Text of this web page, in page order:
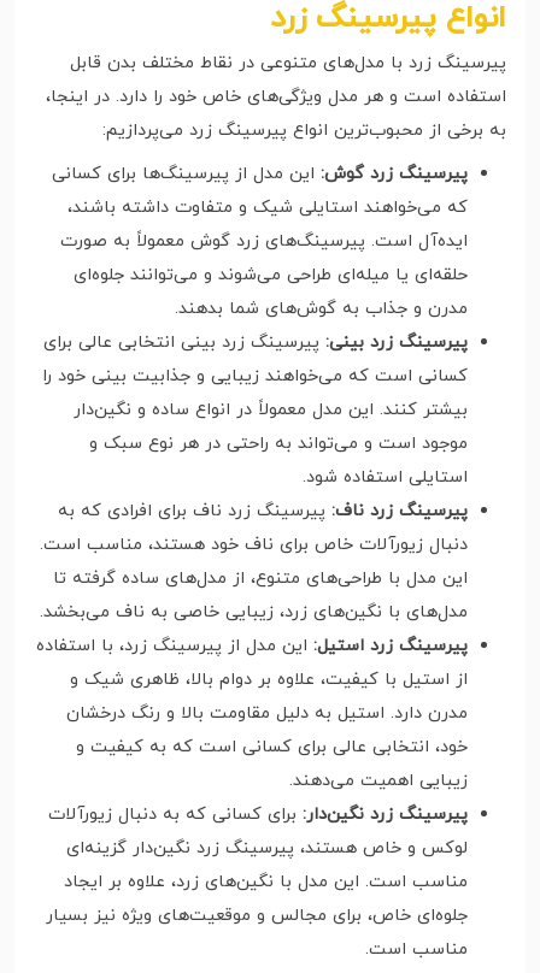
انواع پیرسینگ زرد
پیرسینگ زرد با مدل‌های متنوعی در نقاط مختلف بدن قابل
استفاده است و هر مدل ویژگی‌های خاص خود را دارد. در اینجا،
به برخی از محبوب‌ترین انواع پیرسینگ زرد می‌پردازیم:
پیرسینگ زرد گوش: این مدل از پیرسینگ‌ها برای کسانی
که می‌خواهند استایلی شیک و متفاوت داشته باشند،
ایده‌آل است. پیرسینگ‌های زرد گوش معمولاً به صورت
حلقه‌ای یا میله‌ای طراحی می‌شوند و می‌توانند جلوه‌ای
مدرن و جذاب به گوش‌های شما بدهند.
پیرسینگ زرد بینی: پیرسینگ زرد بینی انتخابی عالی برای
کسانی است که می‌خواهند زیبایی و جذابیت بینی خود را
بیشتر کنند. این مدل معمولاً در انواع ساده و نگین‌دار
موجود است و می‌تواند به راحتی در هر نوع سبک و
استایلی استفاده شود.
پیرسینگ زرد ناف: پیرسینگ زرد ناف برای افرادی که به
دنبال زیورآلات خاص برای ناف خود هستند، مناسب است.
این مدل با طراحی‌های متنوع، از مدل‌های ساده گرفته تا
مدل‌های با نگین‌های زرد، زیبایی خاصی به ناف می‌بخشد.
پیرسینگ زرد استیل: این مدل از پیرسینگ زرد، با استفاده
از استیل با کیفیت، علاوه بر دوام بالا، ظاهری شیک و
مدرن دارد. استیل به دلیل مقاومت بالا و رنگ درخشان
خود، انتخابی عالی برای کسانی است که به کیفیت و
زیبایی اهمیت می‌دهند.
پیرسینگ زرد نگین‌دار: برای کسانی که به دنبال زیورآلات
لوکس و خاص هستند، پیرسینگ زرد نگین‌دار گزینه‌ای
مناسب است. این مدل با نگین‌های زرد، علاوه بر ایجاد
جلوه‌ای خاص، برای مجالس و موقعیت‌های ویژه نیز بسیار
مناسب است.